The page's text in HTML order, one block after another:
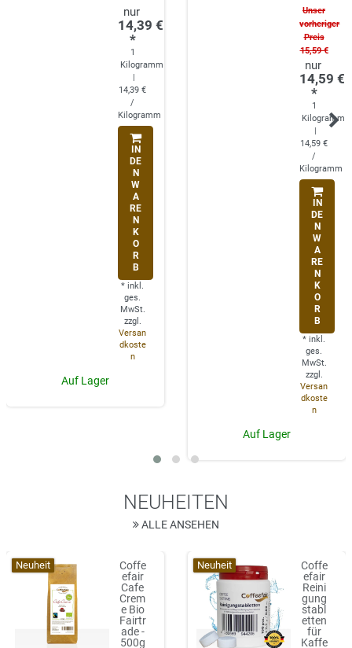
14,39 €
*
1
Kilogramm
|
14,39 €
/
Kilogramm
IN
DE
N
W
A
RE
N
K
O
R
B
* inkl.
ges.
MwSt.
zzgl.
Versan
dkoste
n
Auf Lager
Unser
vorheriger
Preis
15,59 €
14,59 €
*
1
Kilogramm
|
14,59 €
/
Kilogramm
IN
DE
N
W
A
RE
N
K
O
R
B
* inkl.
ges.
MwSt.
zzgl.
Versan
dkoste
n
Auf Lager
NEUHEITEN
ALLE ANSEHEN
Neuheit
Coffe
efair
Cafe
Crem
e Bio
Fairtr
ade -
500g
Neuheit
Coffe
efair
Reini
gung
stabl
etten
für
Kaffe